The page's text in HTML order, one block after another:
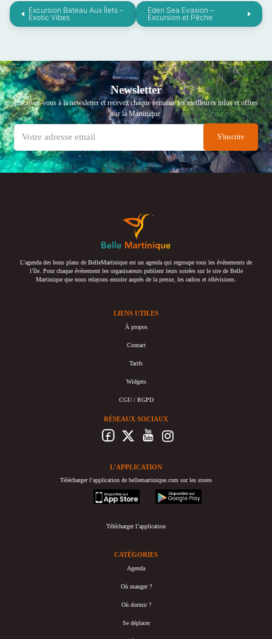
Excursion Bateau Aux Îlets –
Exotic Vibes
Eden Sea Evasion –
Excursion et Pêche
Newsletter
Inscrivez-vous à la newsletter et recevez chaque semaine les meilleures infos et offres
sur la Martinique
L’agenda des bons plans de BelleMartinique est un agenda qui regroupe tous les événements de
l’île. Pour chaque événement les organisateurs publient leurs soirées sur le site de Belle
Martinique que nous relayons ensuite auprès de la presse, les radios et télévisions.
LIENS UTILES
À propos
Contact
Tarifs
Widgets
CGU / RGPD
RÉSEAUX SOCIAUX
L’APPLICATION
Télécharger l’application de bellemartinique.com sur les stores
appstore
googleplay
Télécharger l’application
CATÉGORIES
Agenda
Où manger ?
Où dormir ?
Se déplacer